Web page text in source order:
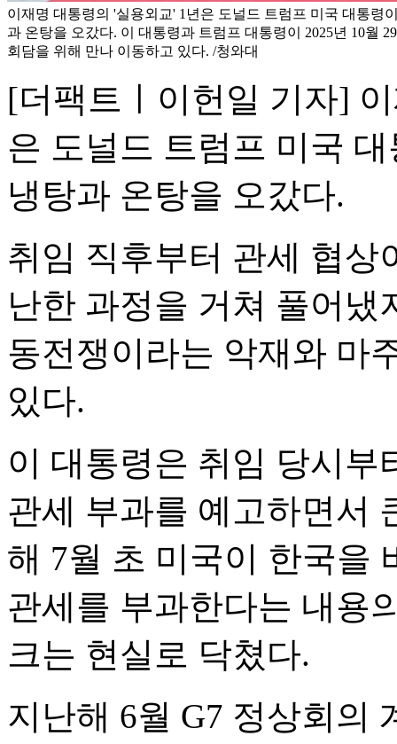
이재명 대통령의 '실용외교' 1년은 도널드 트럼프 미국 대통령
과 온탕을 오갔다. 이 대통령과 트럼프 대통령이 2025년 10월
회담을 위해 만나 이동하고 있다. /청와대
[더팩트ㅣ이헌일 기자]
은 도널드 트럼프 미국
냉탕과 온탕을 오갔다.
취임 직후부터 관세 협상
난한 과정을 거쳐 풀어
동전쟁이라는 악재와 마
있다.
이 대통령은 취임 당시
관세 부과를 예고하면서
해 7월 초 미국이 한국을
관세를 부과한다는 내용
크는 현실로 닥쳤다.
지난해 6월 G7 정상회의